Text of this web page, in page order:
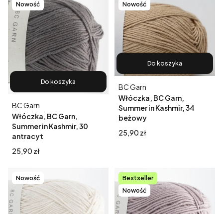
Nowość
Do koszyka
Włóczka, BC Garn,
Summer in Kashmir, 30
antracyt
Producent
BC Garn
Cena
25,90 zł
Nowość
Do koszyka
Włóczka, BC Garn,
Summer in Kashmir, 34
beżowy
Producent
BC Garn
Cena
25,90 zł
Nowość
Bestseller
Nowość